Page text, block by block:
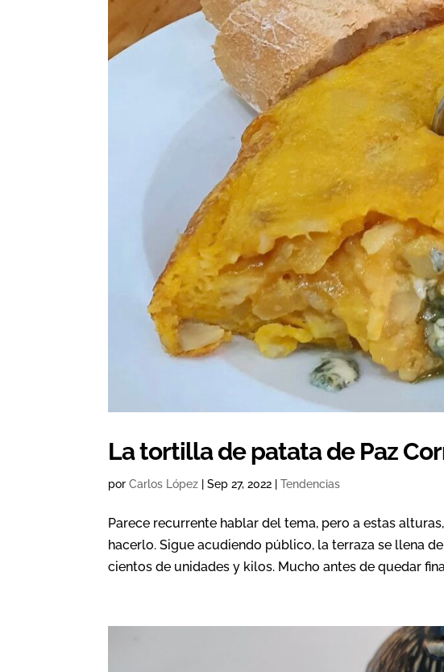
La tortilla de patata de Paz
porCarlos López |Sep 27, 2022 |Tendencias
Parece recurrente hablar del tema, pero a estas
hacerlo. Sigue acudiendo público, la terraza se llena
cientos de unidades y kilos. Mucho antes de quedar